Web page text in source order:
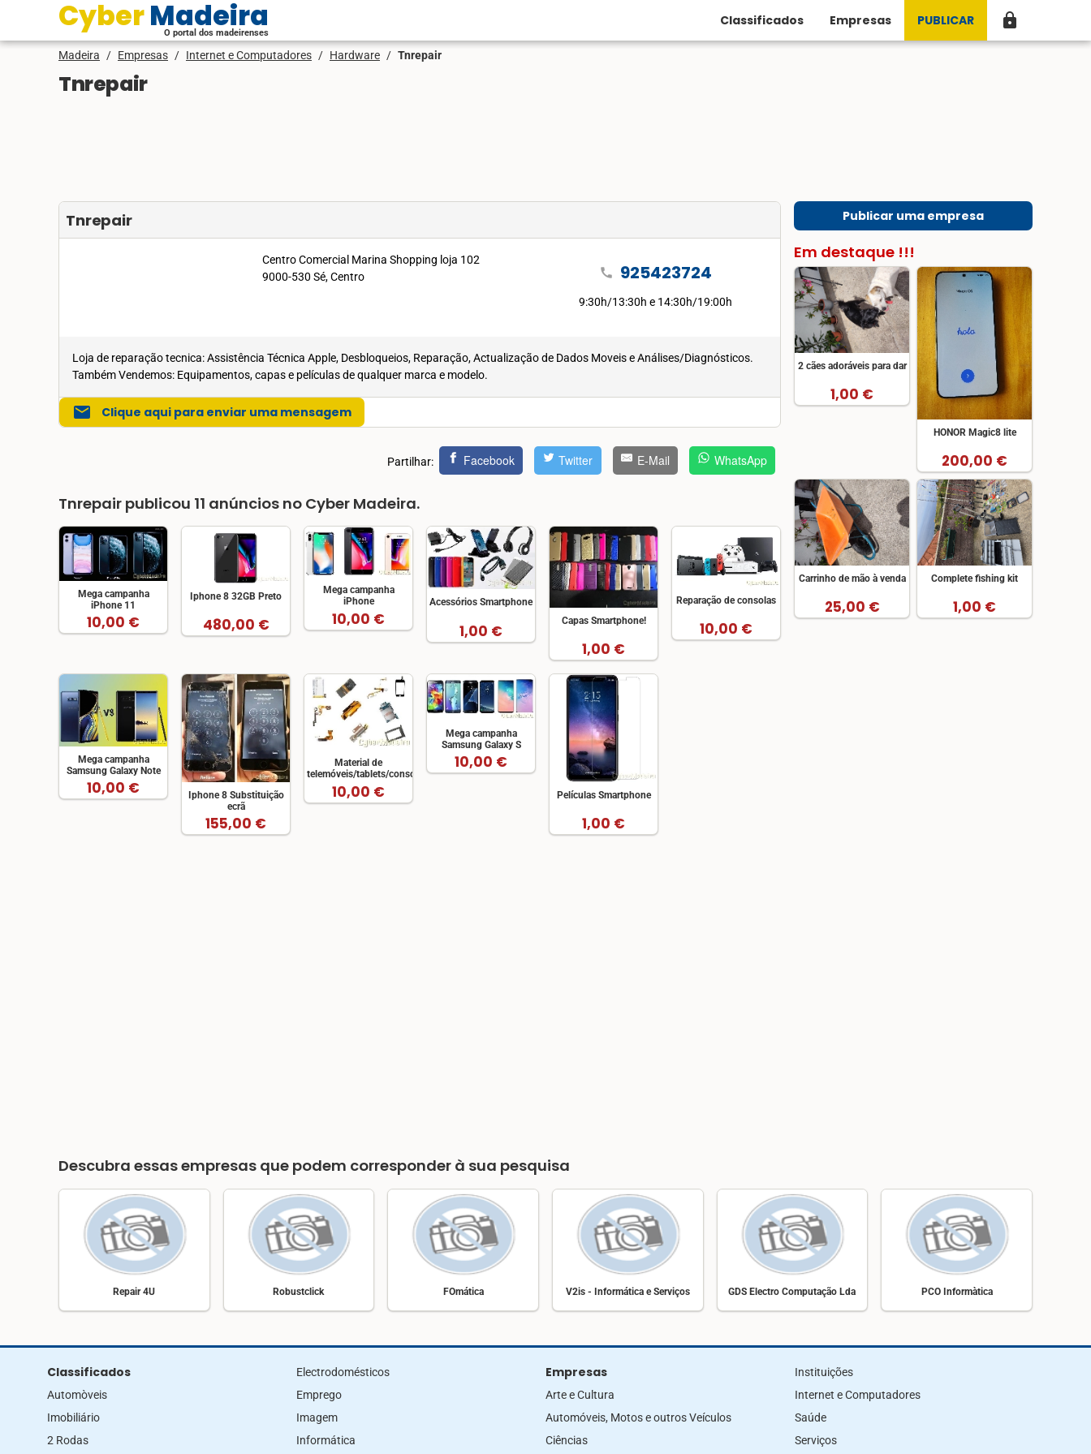
Cyber Madeira
O portal dos madeirenses
Classificados Empresas PUBLICAR lock
Madeira / Empresas / Internet e Computadores / Hardware / Tnrepair
Tnrepair
Tnrepair
Centro Comercial Marina Shopping loja 102
9000-530 Sé, Centro
call 925423724
9:30h/13:30h e 14:30h/19:00h
Loja de reparação tecnica: Assistência Técnica Apple, Desbloqueios, Reparação, Actualização de Dados Moveis e Análises/Diagnósticos.
Também Vendemos: Equipamentos, capas e películas de qualquer marca e modelo.
mail Clique aqui para enviar uma mensagem
Partilhar: Facebook Twitter E-Mail WhatsApp
Tnrepair publicou 11 anúncios no Cyber Madeira.
Mega campanha
iPhone 11
10,00 €
Iphone 8 32GB Preto
480,00 €
Mega campanha
iPhone
10,00 €
Acessórios Smartphone
1,00 €
Capas Smartphone!
1,00 €
Reparação de consolas
10,00 €
Mega campanha
Samsung Galaxy Note
10,00 €
Iphone 8 Substituição
ecrã
155,00 €
Material de
telemóveis/tablets/consolas
10,00 €
Mega campanha
Samsung Galaxy S
10,00 €
Películas Smartphone
1,00 €
Publicar uma empresa
Em destaque !!!
2 cães adoráveis para dar
1,00 €
HONOR Magic8 lite
200,00 €
Carrinho de mão à venda
25,00 €
Complete fishing kit
1,00 €
Descubra essas empresas que podem corresponder à sua pesquisa
Repair 4U Robustclick FOmática V2is - Informática e Serviços GDS Electro Computação Lda PCO Informàtica
Classificados
Automòveis
Imobiliário
2 Rodas
Electrodomésticos
Emprego
Imagem
Informática
Empresas
Arte e Cultura
Automóveis, Motos e outros Veículos
Ciências
Instituições
Internet e Computadores
Saúde
Serviços